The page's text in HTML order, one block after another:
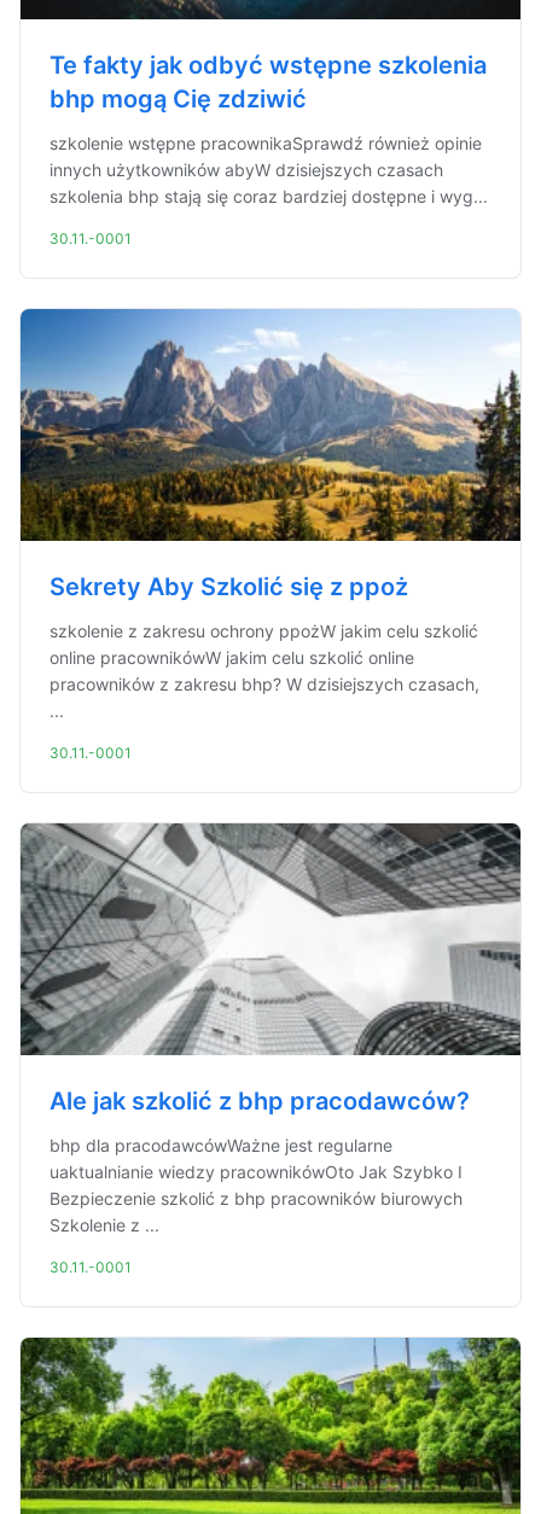
Te fakty jak odbyć wstępne szkolenia
bhp mogą Cię zdziwić
szkolenie wstępne pracownikaSprawdź również opinie
innych użytkowników abyW dzisiejszych czasach
szkolenia bhp stają się coraz bardziej dostępne i wyg...
30.11.-0001
Sekrety Aby Szkolić się z ppoż
szkolenie z zakresu ochrony ppożW jakim celu szkolić
online pracownikówW jakim celu szkolić online
pracowników z zakresu bhp? W dzisiejszych czasach,
...
30.11.-0001
Ale jak szkolić z bhp pracodawców?
bhp dla pracodawcówWażne jest regularne
uaktualnianie wiedzy pracownikówOto Jak Szybko I
Bezpieczenie szkolić z bhp pracowników biurowych
Szkolenie z ...
30.11.-0001